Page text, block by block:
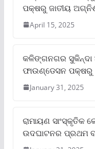
ପକ୍ଷରୁ ଜାତୀୟ
April 15, 2025
କଳିଙ୍ଗନଗର ସୁକିନ୍ଦା
ଫାଉଣ୍ଡେସନ
January 31, 2025
ରାମାୟଣ ସାଂସ୍କୃତିକ
ଉଦଘାଟନର ପ୍ରଥମ